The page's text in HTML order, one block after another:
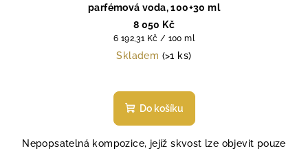
parfémová voda, 100+30 ml
8 050 Kč
Měrná
cena:
6 192,31 Kč / 100 ml
Skladem (>1 ks)
Do košíku
Nepopsatelná kompozice, jejíž skvost lze objevit pouze